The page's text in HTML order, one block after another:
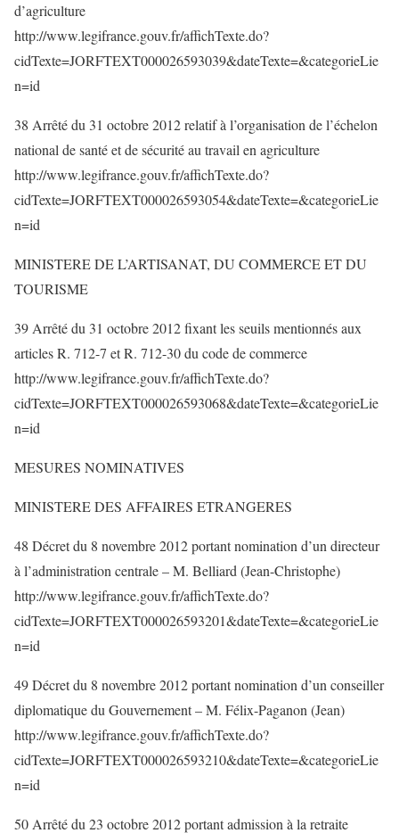
d’agriculture
http://www.legifrance.gouv.fr/affichTexte.do?
cidTexte=JORFTEXT000026593039&dateTexte=&categorieLie
n=id
38 Arrêté du 31 octobre 2012 relatif à l’organisation de l’échelon
national de santé et de sécurité au travail en agriculture
http://www.legifrance.gouv.fr/affichTexte.do?
cidTexte=JORFTEXT000026593054&dateTexte=&categorieLie
n=id
MINISTERE DE L’ARTISANAT, DU COMMERCE ET DU
TOURISME
39 Arrêté du 31 octobre 2012 fixant les seuils mentionnés aux
articles R. 712-7 et R. 712-30 du code de commerce
http://www.legifrance.gouv.fr/affichTexte.do?
cidTexte=JORFTEXT000026593068&dateTexte=&categorieLie
n=id
MESURES NOMINATIVES
MINISTERE DES AFFAIRES ETRANGERES
48 Décret du 8 novembre 2012 portant nomination d’un directeur
à l’administration centrale – M. Belliard (Jean-Christophe)
http://www.legifrance.gouv.fr/affichTexte.do?
cidTexte=JORFTEXT000026593201&dateTexte=&categorieLie
n=id
49 Décret du 8 novembre 2012 portant nomination d’un conseiller
diplomatique du Gouvernement – M. Félix-Paganon (Jean)
http://www.legifrance.gouv.fr/affichTexte.do?
cidTexte=JORFTEXT000026593210&dateTexte=&categorieLie
n=id
50 Arrêté du 23 octobre 2012 portant admission à la retraite